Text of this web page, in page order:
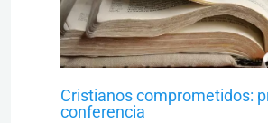
Cristianos comprometidos:
conferencia